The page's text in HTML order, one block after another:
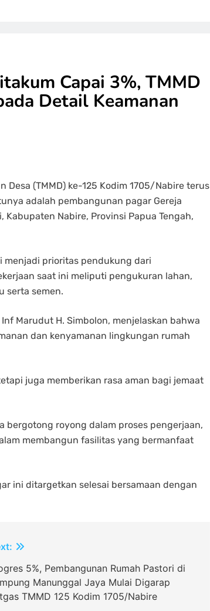
Capai 3%, TMMD
Detail Keamanan
(TMMD) ke-125 Kodim 1705/Nabire terus
adalah pembangunan pagar Gereja
Nabire, Provinsi Papua Tengah,
menjadi prioritas pendukung dari
saat ini meliputi pengukuran lahan,
serta semen.
Marudut H. Simbolon, menjelaskan bahwa
dan kenyamanan lingkungan rumah
juga memberikan rasa aman bagi jemaat
bergotong royong dalam proses pengerjaan,
membangun fasilitas yang bermanfaat
ini ditargetkan selesai bersamaan dengan
5%, Pembangunan Rumah Pastori di
Manunggal Jaya Mulai Digarap
TMMD 125 Kodim 1705/Nabire